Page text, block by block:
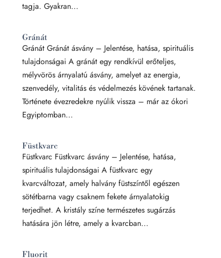
tagja. Gyakran...
Gránát
Gránát Gránát ásvány – Jelentése, hatása, spirituális
tulajdonságai A gránát egy rendkívül erőteljes,
mélyvörös árnyalatú ásvány, amelyet az energia,
szenvedély, vitalitás és védelmezés kövének tartanak.
Története évezredekre nyúlik vissza – már az ókori
Egyiptomban...
Füstkvarc
Füstkvarc Füstkvarc ásvány – Jelentése, hatása,
spirituális tulajdonságai A füstkvarc egy
kvarcváltozat, amely halvány füstszíntől egészen
sötétbarna vagy csaknem fekete árnyalatokig
terjedhet. A kristály színe természetes sugárzás
hatására jön létre, amely a kvarcban...
Fluorit